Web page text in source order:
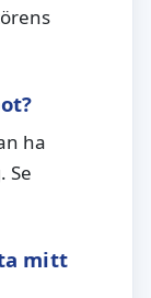
ha
Se
mitt